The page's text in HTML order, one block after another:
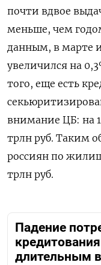
почти вдвое
меньше, чем
данным, в марте
увеличился на
того, еще есть
внимание ЦБ: на 1
трлн руб. Таким
россиян по
трлн руб.
Падение
длительным